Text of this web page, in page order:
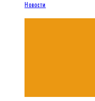
Новости